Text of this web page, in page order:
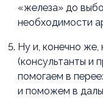
«железа» до
необходимости
Ну и, конечно же,
(консультанты и
помогаем в
и поможем в